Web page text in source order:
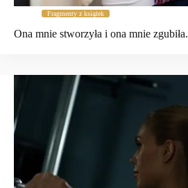
Fragmenty z książek
Ona mnie stworzyła i ona mnie zgubiła.